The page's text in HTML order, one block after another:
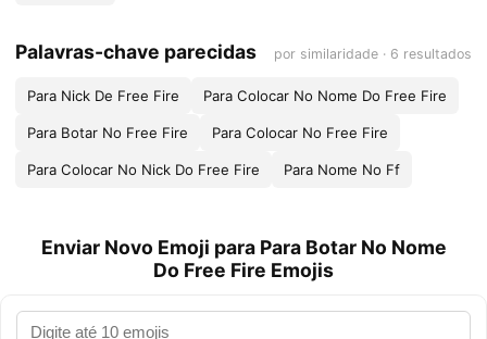
Palavras-chave parecidas por similaridade · 6 resultados
Para Nick De Free Fire Para Colocar No Nome Do Free Fire
Para Botar No Free Fire Para Colocar No Free Fire
Para Colocar No Nick Do Free Fire Para Nome No Ff
Enviar Novo Emoji para Para Botar No Nome
Do Free Fire Emojis